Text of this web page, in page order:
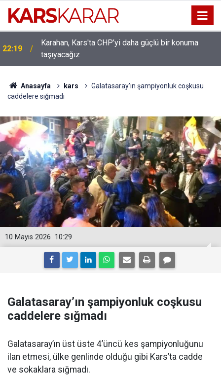
22:19
Karahan, Kars'ta CHP’yi daha güçlü bir konuma
taşıyacağız
Anasayfa kars
Galatasaray’ın şampiyonluk coşkusu
caddelere sığmadı
10:29
10 Mayıs 2026
Galatasaray’ın şampiyonluk coşkusu
caddelere sığmadı
Galatasaray’ın üst üste 4’üncü kes şampiyonluğunu
ilan etmesi, ülke genlinde olduğu gibi Kars’ta cadde
ve sokaklara sığmadı.